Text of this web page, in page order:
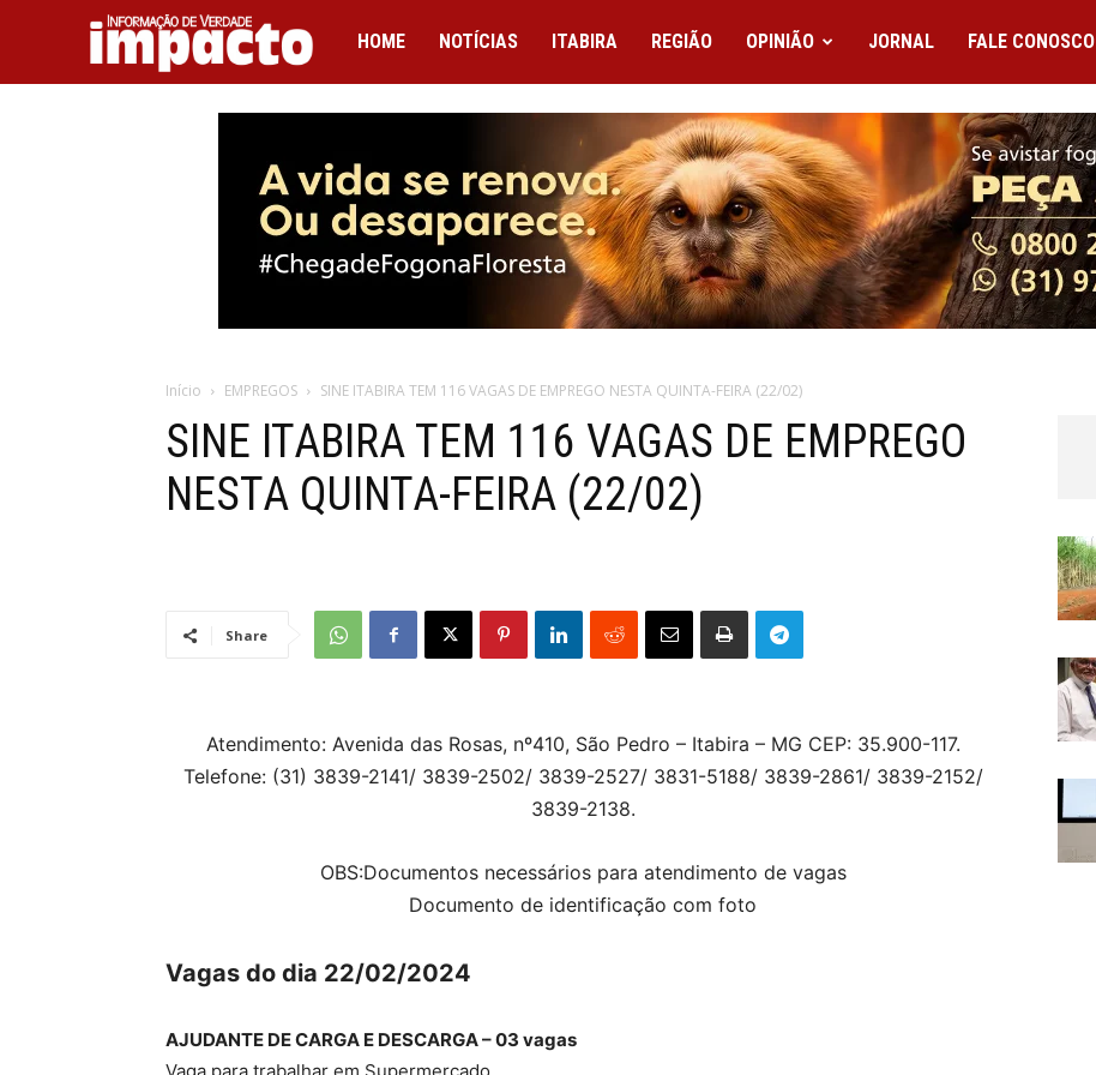
IMPACTO
HOME NOTÍCIAS ITABIRA REGIÃO OPINIÃO JORNAL FALE CONOSCO
Início EMPREGOS SINE ITABIRA TEM 116 VAGAS DE EMPREGO NESTA QUINTA-FEIRA (22/02)
SINE ITABIRA TEM 116 VAGAS DE EMPREGO
NESTA QUINTA-FEIRA (22/02)
Share
Atendimento: Avenida das Rosas, nº410, São Pedro – Itabira – MG CEP: 35.900-117.
Telefone: (31) 3839-2141/ 3839-2502/ 3839-2527/ 3831-5188/ 3839-2861/ 3839-2152/
3839-2138.
OBS:Documentos necessários para atendimento de vagas
Documento de identificação com foto
Vagas do dia 22/02/2024
AJUDANTE DE CARGA E DESCARGA – 03 vagas